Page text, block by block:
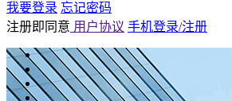
我要登录 忘记密码
注册即同意 用户协议 手机登录/注册